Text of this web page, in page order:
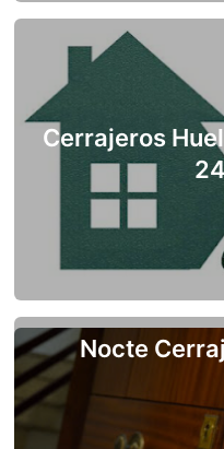
Cerrajeros
Nocte